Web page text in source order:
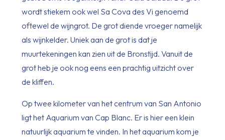
wordt stiekem ook wel Sa Cova des Vi genoemd
oftewel de wijngrot. De grot diende vroeger namelijk
als wijnkelder. Uniek aan de grot is dat je
muurtekeningen kan zien uit de Bronstijd. Vanuit de
grot heb je ook nog eens een prachtig uitzicht over
de kliffen.
Op twee kilometer van het centrum van San Antonio
ligt het Aquarium van Cap Blanc. Er is hier een klein
natuurlijk aquarium te vinden. In het aquarium kom je